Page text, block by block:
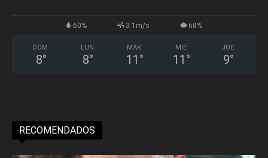
60% 3.1m/s 68%
DOM
8°
LUN
8°
MAR
11 °
MIÉ
11 °
JUE
9°
RECOMENDADOS